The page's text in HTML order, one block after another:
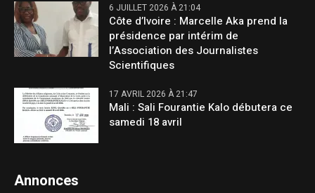
6 JUILLET 2026 À 21:04
Côte d’Ivoire : Marcelle Aka prend la
présidence par intérim de
l’Association des Journalistes
Scientifiques
17 AVRIL 2026 À 21:47
Mali : Sali Fourantie Kalo débutera ce
samedi 18 avril
Annonces